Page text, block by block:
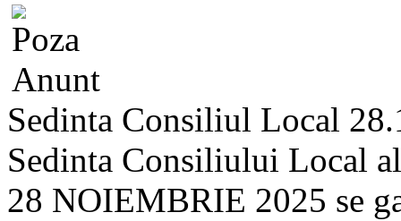
Sedinta Consiliul Local
Sedinta Consiliului Local
28 NOIEMBRIE 2025 se